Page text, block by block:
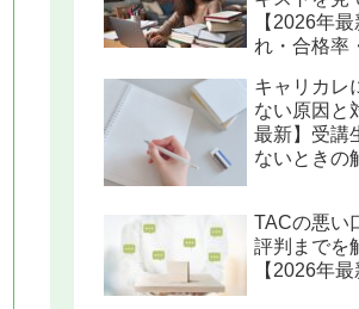
【2026年
れ・合格率
キャリカレ
ない原因と
最新】受講
ないときの
TACの悪い
評判までを
【2026年最